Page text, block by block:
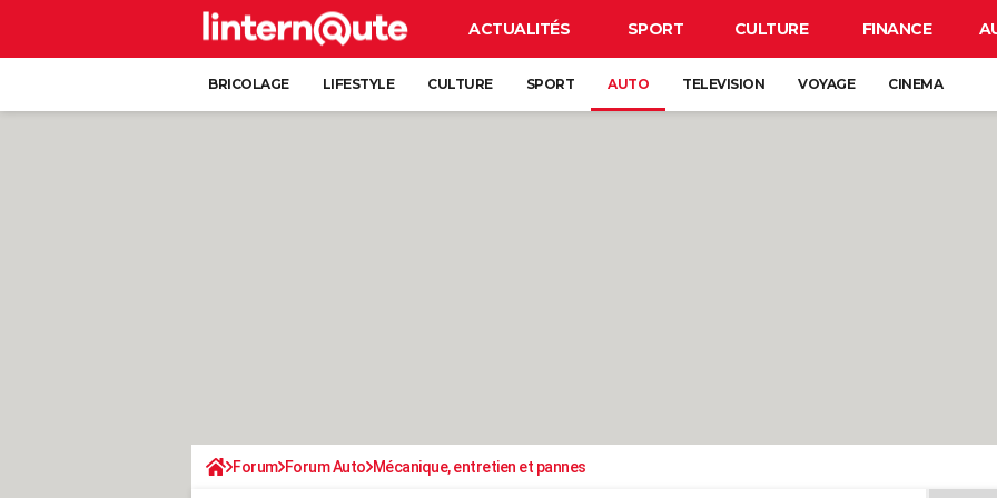
ACTUALITÉS SPORT CULTURE FINANCE
BRICOLAGE LIFESTYLE CULTURE SPORT AUTO TELEVISION VOYAGE CINEMA
Forum Forum Auto Mécanique, entretien et pannes